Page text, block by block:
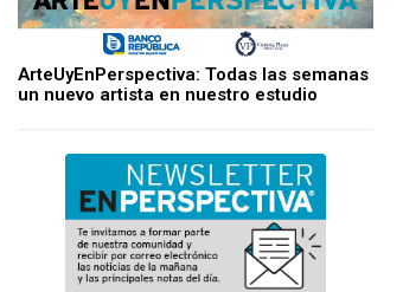
ArteUyEnPerspectiva: Todas las semanas
un nuevo artista en nuestro estudio